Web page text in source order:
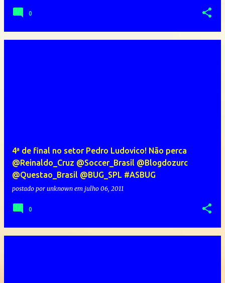
0
4ª de final no setor Pedro Ludovico! Não perca
@Reinaldo_Cruz @Soccer_Brasil @Blogdozurc
@Questao_Brasil @BUG_SPL #ASBUG
postado por unknown em julho 06, 2011
0